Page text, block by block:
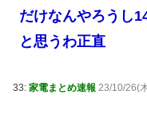
だけなんやろうし
と思うわ正直
33: 家電まとめ速報 23/10/26(